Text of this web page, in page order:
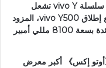
أكبر بطارية في تاريخ سلسلة vivo Y تشعل
المنافسة في مصر مع إطلاق vivo Y500، المزود
《أوتو إكس》 أكبر معرض